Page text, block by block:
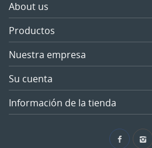
About us
Productos
Nuestra empresa
Su cuenta
Información de la tienda